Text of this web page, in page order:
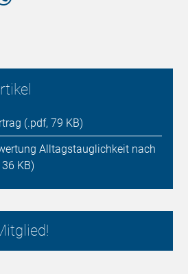
(.pdf, 79 KB)
Alltagstauglichkeit nach
KB)